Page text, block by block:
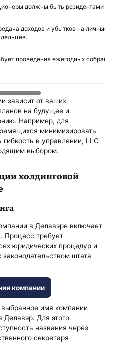
должны быть резидентами
доходов и убытков на личные
проведения ежегодных собраний.
зависит от ваших
на будущее и
Например, для
минимизировать
в управлении, LLC
выбором.
холдинговой
в Делавэре включает
Процесс требует
юридических процедур и
штата
компании
имя компании
Делавэр. Для этого
названия через
секретаря